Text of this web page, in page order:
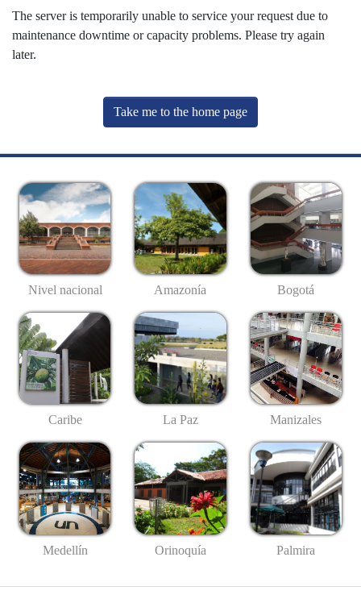
The server is temporarily unable to service your request due to
maintenance downtime or capacity problems. Please try again
later.
Take me to the home page
Nivel nacional Amazonía Bogotá
Caribe La Paz Manizales
Medellín Orinoquía Palmira